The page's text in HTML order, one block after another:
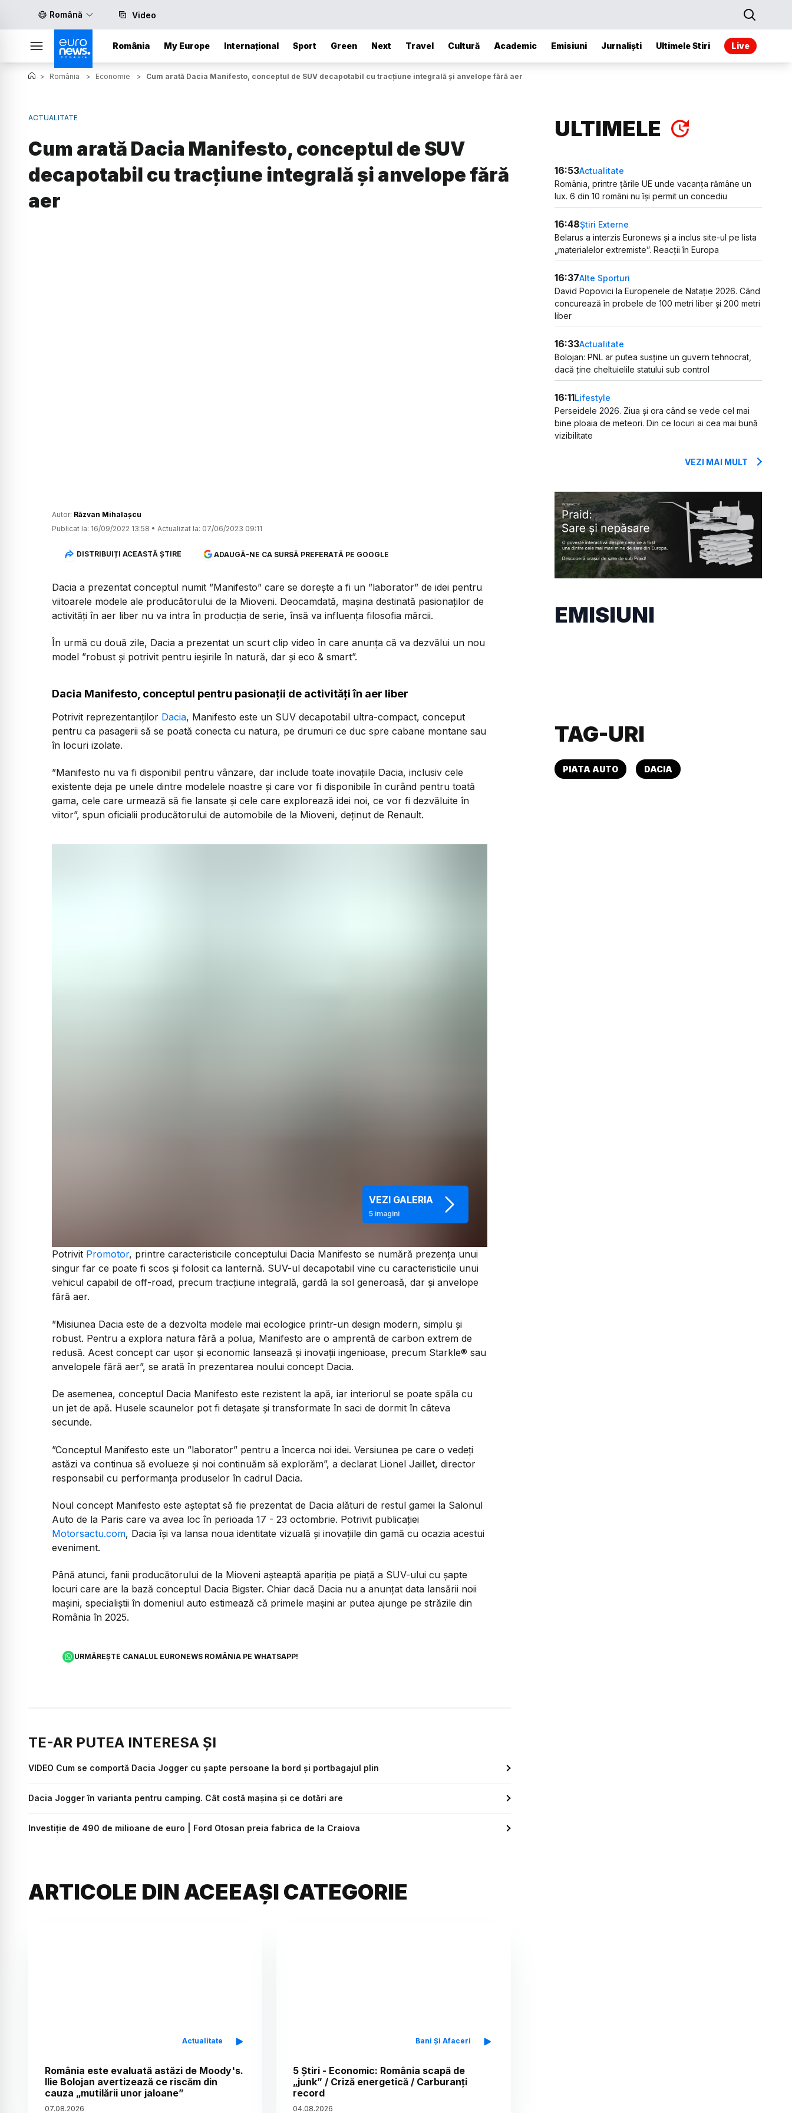
Română Video
România My Europe Internațional Sport Green Next Travel Cultură Academic Emisiuni Jurnaliști Ultimele Stiri Live
> România > Economie > Cum arată Dacia Manifesto, conceptul de SUV decapotabil cu tracțiune integrală și anvelope fără aer
ACTUALITATE
Cum arată Dacia Manifesto, conceptul de SUV
decapotabil cu tracțiune integrală și anvelope fără
aer
Autor: Răzvan Mihalașcu
Publicat la: 16/09/2022 13:58 • Actualizat la: 07/06/2023 09:11
DISTRIBUIȚI ACEASTĂ ȘTIRE ADAUGĂ-NE CA SURSĂ PREFERATĂ PE GOOGLE
Dacia a prezentat conceptul numit ”Manifesto” care se dorește a fi un ”laborator” de idei pentru
viitoarele modele ale producătorului de la Mioveni. Deocamdată, mașina destinată pasionaților de
activități în aer liber nu va intra în producția de serie, însă va influența filosofia mărcii.
În urmă cu două zile, Dacia a prezentat un scurt clip video în care anunța că va dezvălui un nou
model ”robust și potrivit pentru ieșirile în natură, dar și eco & smart”.
Dacia Manifesto, conceptul pentru pasionații de activități în aer liber
Potrivit reprezentanților Dacia, Manifesto este un SUV decapotabil ultra-compact, conceput
pentru ca pasagerii să se poată conecta cu natura, pe drumuri ce duc spre cabane montane sau
în locuri izolate.
”Manifesto nu va fi disponibil pentru vânzare, dar include toate inovațiile Dacia, inclusiv cele
existente deja pe unele dintre modelele noastre și care vor fi disponibile în curând pentru toată
gama, cele care urmează să fie lansate și cele care explorează idei noi, ce vor fi dezvăluite în
viitor”, spun oficialii producătorului de automobile de la Mioveni, deținut de Renault.
VEZI GALERIA
5 imagini
Potrivit Promotor, printre caracteristicile conceptului Dacia Manifesto se numără prezența unui
singur far ce poate fi scos și folosit ca lanternă. SUV-ul decapotabil vine cu caracteristicile unui
vehicul capabil de off-road, precum tracțiune integrală, gardă la sol generoasă, dar și anvelope
fără aer.
”Misiunea Dacia este de a dezvolta modele mai ecologice printr-un design modern, simplu și
robust. Pentru a explora natura fără a polua, Manifesto are o amprentă de carbon extrem de
redusă. Acest concept car ușor și economic lansează și inovații ingenioase, precum Starkle® sau
anvelopele fără aer”, se arată în prezentarea noului concept Dacia.
De asemenea, conceptul Dacia Manifesto este rezistent la apă, iar interiorul se poate spăla cu
un jet de apă. Husele scaunelor pot fi detașate și transformate în saci de dormit în câteva
secunde.
”Conceptul Manifesto este un ”laborator” pentru a încerca noi idei. Versiunea pe care o vedeți
astăzi va continua să evolueze și noi continuăm să explorăm”, a declarat Lionel Jaillet, director
responsabil cu performanța produselor în cadrul Dacia.
Noul concept Manifesto este așteptat să fie prezentat de Dacia alături de restul gamei la Salonul
Auto de la Paris care va avea loc în perioada 17 - 23 octombrie. Potrivit publicației
Motorsactu.com, Dacia își va lansa noua identitate vizuală și inovațiile din gamă cu ocazia acestui
eveniment.
Până atunci, fanii producătorului de la Mioveni așteaptă apariția pe piață a SUV-ului cu șapte
locuri care are la bază conceptul Dacia Bigster. Chiar dacă Dacia nu a anunțat data lansării noii
mașini, specialiștii în domeniul auto estimează că primele mașini ar putea ajunge pe străzile din
România în 2025.
URMĂREȘTE CANALUL EURONEWS ROMÂNIA PE WHATSAPP!
TE-AR PUTEA INTERESA ȘI
VIDEO Cum se comportă Dacia Jogger cu șapte persoane la bord și portbagajul plin
Dacia Jogger în varianta pentru camping. Cât costă mașina și ce dotări are
Investiţie de 490 de milioane de euro | Ford Otosan preia fabrica de la Craiova
ARTICOLE DIN ACEEAȘI CATEGORIE
Actualitate
România este evaluată astăzi de Moody's.
Ilie Bolojan avertizează ce riscăm din
cauza „mutilării unor jaloane”
07.08.2026
Bani Și Afaceri
5 Știri - Economic: România scapă de
„junk” / Criză energetică / Carburanți
record
04.08.2026
ULTIMELE
16:53Actualitate
România, printre țările UE unde vacanța rămâne un
lux. 6 din 10 români nu își permit un concediu
16:48Știri Externe
Belarus a interzis Euronews și a inclus site-ul pe lista
„materialelor extremiste”. Reacții în Europa
16:37Alte Sporturi
David Popovici la Europenele de Natație 2026. Când
concurează în probele de 100 metri liber și 200 metri
liber
16:33Actualitate
Bolojan: PNL ar putea susține un guvern tehnocrat,
dacă ține cheltuielile statului sub control
16:11Lifestyle
Perseidele 2026. Ziua și ora când se vede cel mai
bine ploaia de meteori. Din ce locuri ai cea mai bună
vizibilitate
VEZI MAI MULT
EMISIUNI
TAG-URI
PIATA AUTO DACIA